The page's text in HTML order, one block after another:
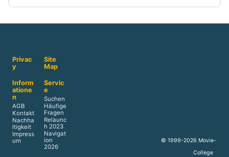
Privac
y
Site
Map
Inform
atione
n
AGB
Kontakt
Nachha
ltigkeit
Impress
um
Servic
e
Suchen
Häufige
Fragen
Relaunc
h 2023
Navigat
ion
2026
© 1999-2026 Movie-
College